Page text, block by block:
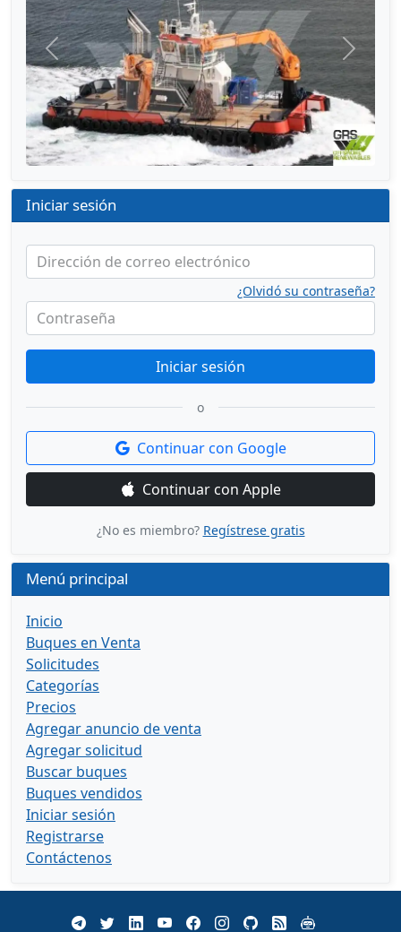
Anterior
Iniciar sesión
Dirección de correo electrónico
Contraseña
¿Olvidó su contraseña?
Iniciar sesión
o
Continuar con Google
Continuar con Apple
¿No es miembro? Regístrese gratis
Menú principal
Inicio
Buques en Venta
Solicitudes
Categorías
Precios
Agregar anuncio de venta
Agregar solicitud
Buscar buques
Buques vendidos
Iniciar sesión
Registrarse
Contáctenos